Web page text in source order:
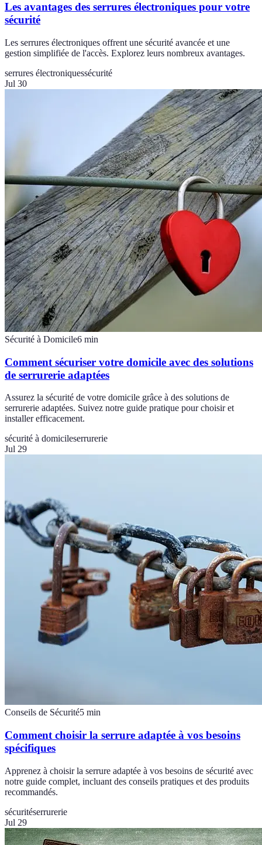
Les avantages des serrures électroniques pour votre
sécurité
Les serrures électroniques offrent une sécurité avancée et une
gestion simplifiée de l'accès. Explorez leurs nombreux avantages.
serrures électroniquessécurité
Jul 30
Sécurité à Domicile6 min
Comment sécuriser votre domicile avec des solutions
de serrurerie adaptées
Assurez la sécurité de votre domicile grâce à des solutions de
serrurerie adaptées. Suivez notre guide pratique pour choisir et
installer efficacement.
sécurité à domicileserrurerie
Jul 29
Conseils de Sécurité5 min
Comment choisir la serrure adaptée à vos besoins
spécifiques
Apprenez à choisir la serrure adaptée à vos besoins de sécurité avec
notre guide complet, incluant des conseils pratiques et des produits
recommandés.
sécuritéserrurerie
Jul 29